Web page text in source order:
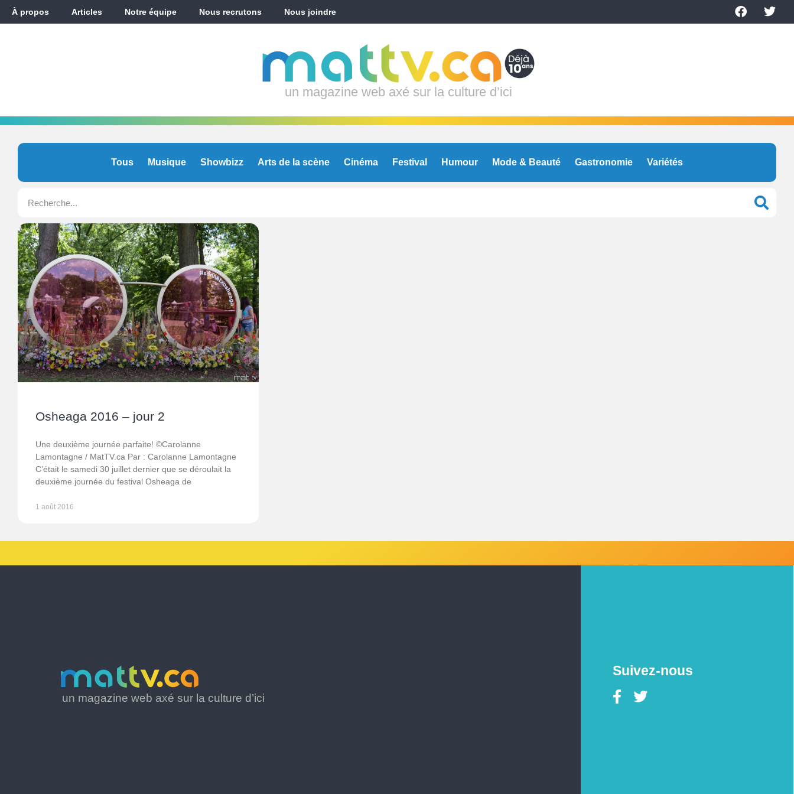
À propos Articles Notre équipe Nous recrutons Nous joindre
un magazine web axé sur la culture d’ici
Tous Musique Showbizz Arts de la scène Cinéma Festival Humour Mode & Beauté Gastronomie Variétés
Osheaga 2016 – jour 2
Une deuxième journée parfaite! ©Carolanne
Lamontagne / MatTV.ca Par : Carolanne Lamontagne
C’était le samedi 30 juillet dernier que se déroulait la
deuxième journée du festival Osheaga de
1 août 2016
un magazine web axé sur la culture d’ici
Suivez-nous